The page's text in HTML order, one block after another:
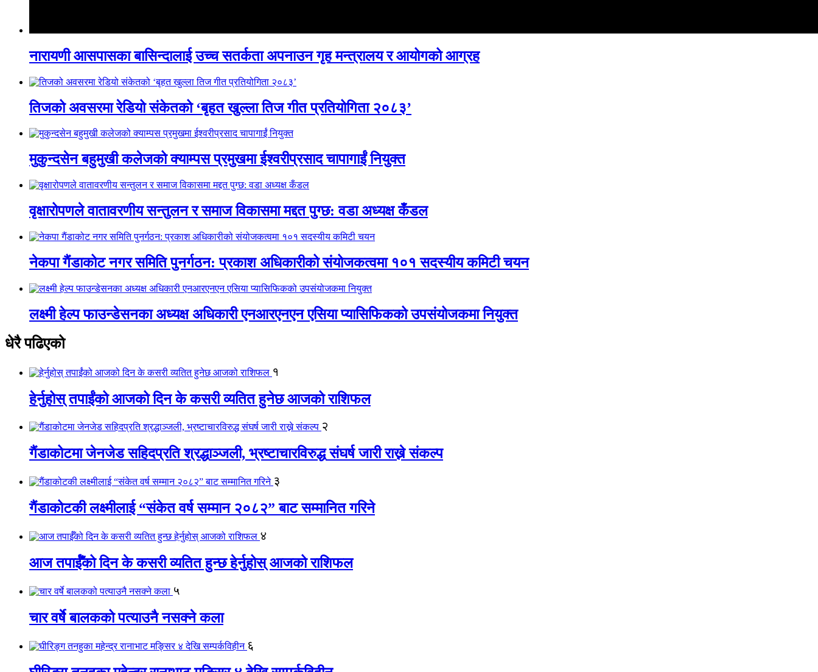
नारायणी आसपासका बासिन्दालाई उच्च सतर्कता अपनाउन गृह मन्त्रालय र आयोगको आग्रह
तिजको अवसरमा रेडियो संकेतको ‘बृहत खुल्ला तिज गीत प्रतियोगिता २०८३’
मुकुन्दसेन बहुमुखी कलेजको क्याम्पस प्रमुखमा ईश्वरीप्रसाद चापागाईं नियुक्त
वृक्षारोपणले वातावरणीय सन्तुलन र समाज विकासमा मद्दत पुग्छ: वडा अध्यक्ष कँडल
नेकपा गैंडाकोट नगर समिति पुनर्गठन: प्रकाश अधिकारीको संयोजकत्वमा १०१ सदस्यीय कमिटी चयन
लक्ष्मी हेल्प फाउन्डेसनका अध्यक्ष अधिकारी एनआरएनएन एसिया प्यासिफिकको उपसंयोजकमा नियुक्त
धेरै पढिएको
१
हेर्नुहोस् तपाईंको आजको दिन के कसरी व्यतित हुनेछ आजको राशिफल
२
गैंडाकोटमा जेनजेड सहिदप्रति श्रद्धाञ्जली, भ्रष्टाचारविरुद्ध संघर्ष जारी राख्ने संकल्प
३
गैंडाकोटकी लक्ष्मीलाई “संकेत वर्ष सम्मान २०८२” बाट सम्मानित गरिने
४
आज तपाईँको दिन के कसरी व्यतित हुन्छ हेर्नुहोस् आजको राशिफल
५
चार वर्षे बालकको पत्याउनै नसक्ने कला
६